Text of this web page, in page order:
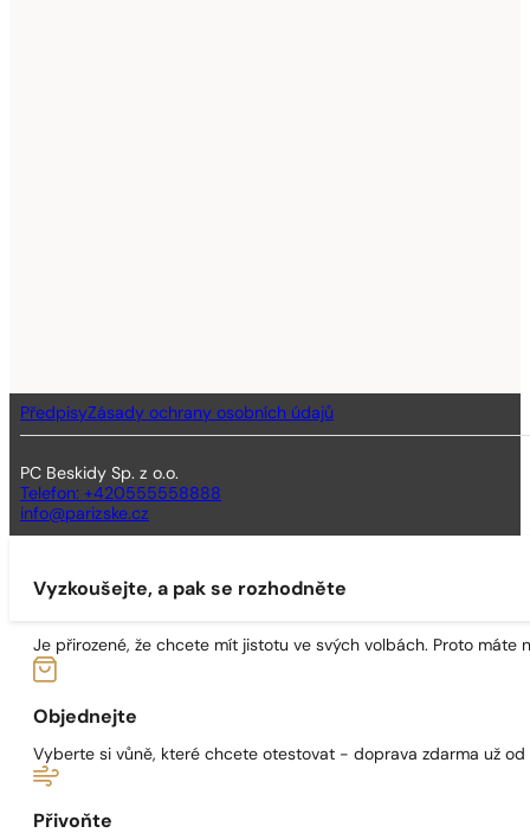
PředpisyZásady ochrany osobních údajů
PC Beskidy Sp. z o.o.
Telefon: +420555558888
info@parizske.cz
Vyzkoušejte, a pak se rozhodněte
Je přirozené, že chcete mít jistotu ve svých volbách. Proto máte
Objednejte
Vyberte si vůně, které chcete otestovat - doprava zdarma už
Přivoňte